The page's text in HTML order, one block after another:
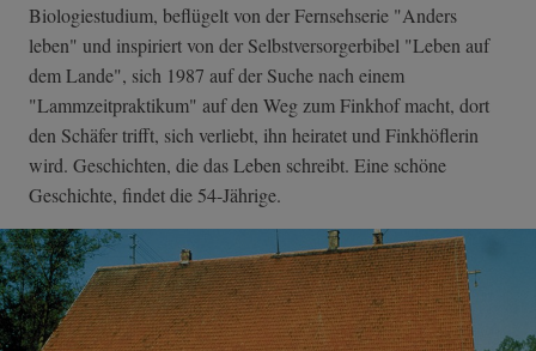
Biologiestudium, beflügelt von der Fernsehserie "Anders
leben" und inspiriert von der Selbstversorgerbibel "Leben auf
dem Lande", sich 1987 auf der Suche nach einem
"Lammzeitpraktikum" auf den Weg zum Finkhof macht, dort
den Schäfer trifft, sich verliebt, ihn heiratet und Finkhöflerin
wird. Geschichten, die das Leben schreibt. Eine schöne
Geschichte, findet die 54-Jährige.